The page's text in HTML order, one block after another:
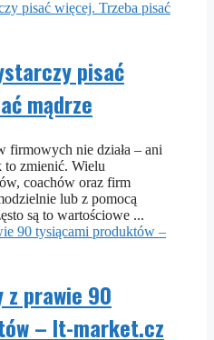
pisać
mądrze
firmowych nie działa – ani
zmienić. Wielu
coachów oraz firm
lub z pomocą
są to wartościowe ...
prawie 90
– It-market.cz